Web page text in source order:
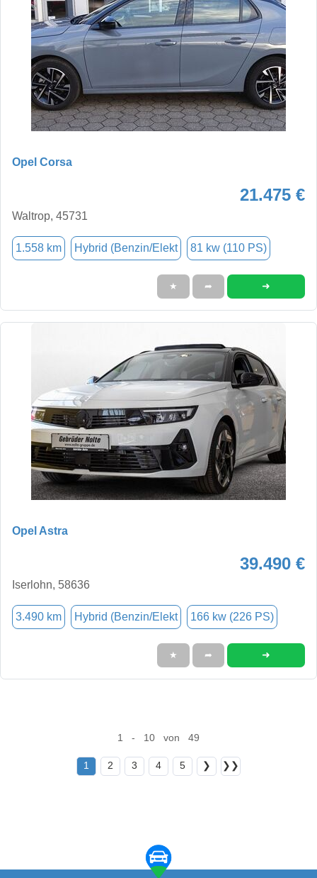
Opel Corsa
21.475 €
Waltrop, 45731
1.558 km Hybrid (Benzin/Elekt 81 kw (110 PS)
★ ➦ ➜
Opel Astra
39.490 €
Iserlohn, 58636
3.490 km Hybrid (Benzin/Elekt 166 kw (226 PS)
★ ➦ ➜
1 - 10 von 49
1 2 3 4 5 ❯ ❯❯